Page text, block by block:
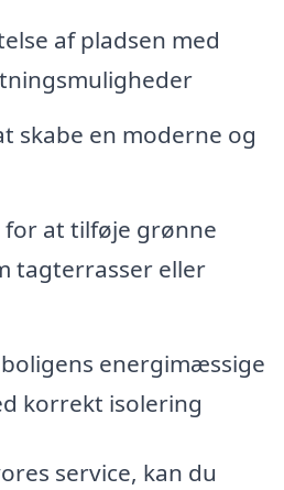
af pladsen med
skabe en moderne og
for at tilføje grønne
tagterrasser eller
energimæssige
korrekt isolering
service, kan du